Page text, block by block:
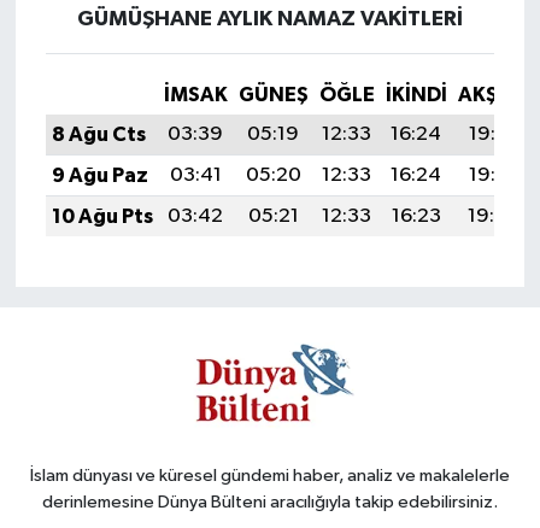
GÜMÜŞHANE AYLIK NAMAZ VAKITLERI
İMSAK GÜNEŞ ÖĞLE İKINDI
AKŞAM
8 Ağu Cts
03:39 05:19 12:33 16:24
19:37
9 Ağu Paz
03:41 05:20 12:33 16:24
19:36
10 Ağu Pts
03:42 05:21 12:33 16:23 19:34
İslam dünyası ve küresel gündemi haber, analiz ve makalelerle
derinlemesine Dünya Bülteni aracılığıyla takip edebilirsiniz.